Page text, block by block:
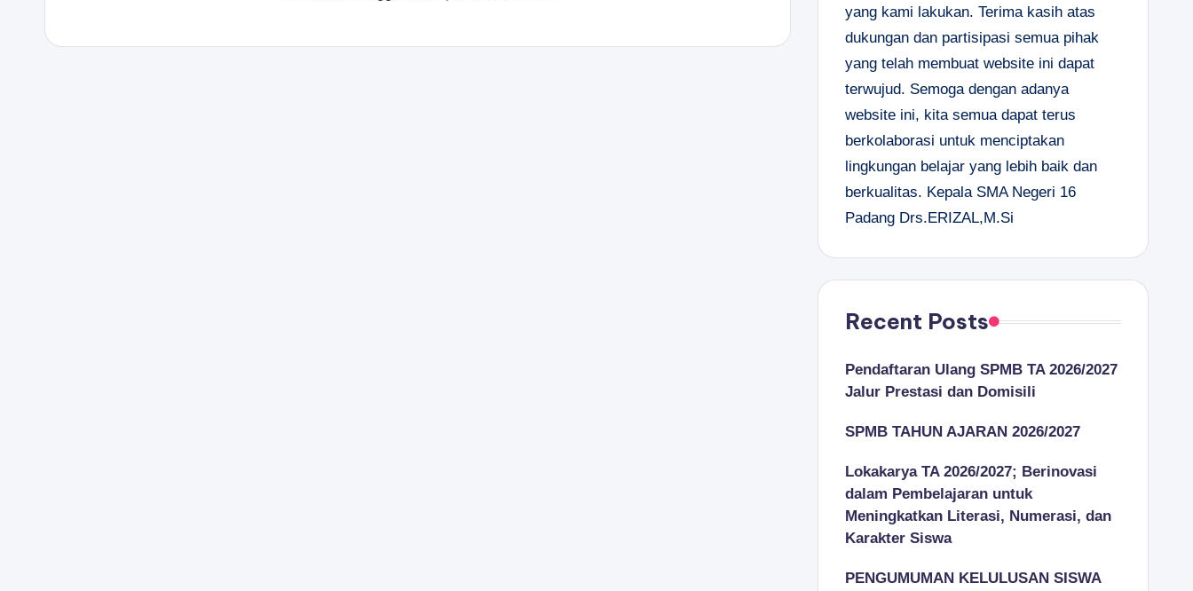
yang kami lakukan. Terima kasih atas
dukungan dan partisipasi semua pihak
yang telah membuat website ini dapat
terwujud. Semoga dengan adanya
website ini, kita semua dapat terus
berkolaborasi untuk menciptakan
lingkungan belajar yang lebih baik dan
berkualitas. Kepala SMA Negeri 16
PadangDrs.ERIZAL,M.Si
Recent Posts
Pendaftaran Ulang SPMB TA 2026/2027
Jalur Prestasi dan Domisili
SPMB TAHUN AJARAN 2026/2027
Lokakarya TA 2026/2027; Berinovasi
dalam Pembelajaran untuk
Meningkatkan Literasi, Numerasi, dan
Karakter Siswa
PENGUMUMAN KELULUSAN SISWA